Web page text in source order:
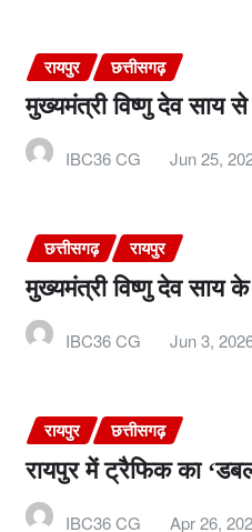
रायपुर छत्तीसगढ़
मुख्यमंत्री विष्णु देव साय
IBC36 CG Jun 25,
छत्तीसगढ़ रायपुर
मुख्यमंत्री विष्णु देव साय
IBC36 CG Jun 3,
रायपुर छत्तीसगढ़
रायपुर में ट्रैफिक का
IBC36 CG Apr 26,